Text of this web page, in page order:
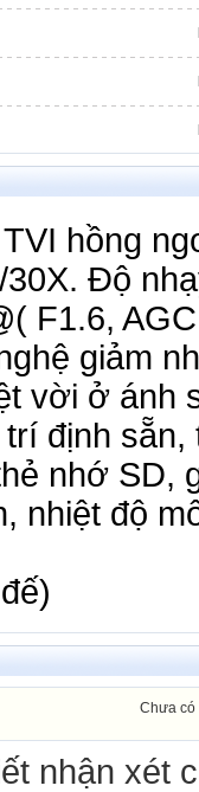
hồng
Độ
F1.6,
giảm
vời ở ánh
định
nhớ SD,
nhiệt độ
Chưa có
nhận xét